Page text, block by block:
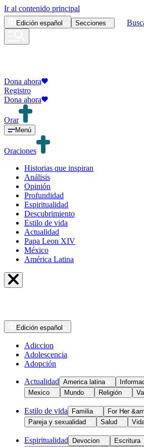
Ir al contenido principal
Edición español Secciones
Dona ahora
Registro
Dona ahora
Orar
Menú
Oraciones
Historias que inspiran
Análisis
Opinión
Profundidad
Espiritualidad
Descubrimiento
Estilo de vida
Actualidad
Papa Leon XIV
México
América Latina
Edición español
Adiccion
Adolescencia
Adopción
Actualidad America latina
Mexico
Mundo Religión
Estilo de vida Familia
For Her
Pareja y sexualidad
Salud
Espiritualidad Devocion
Escritura